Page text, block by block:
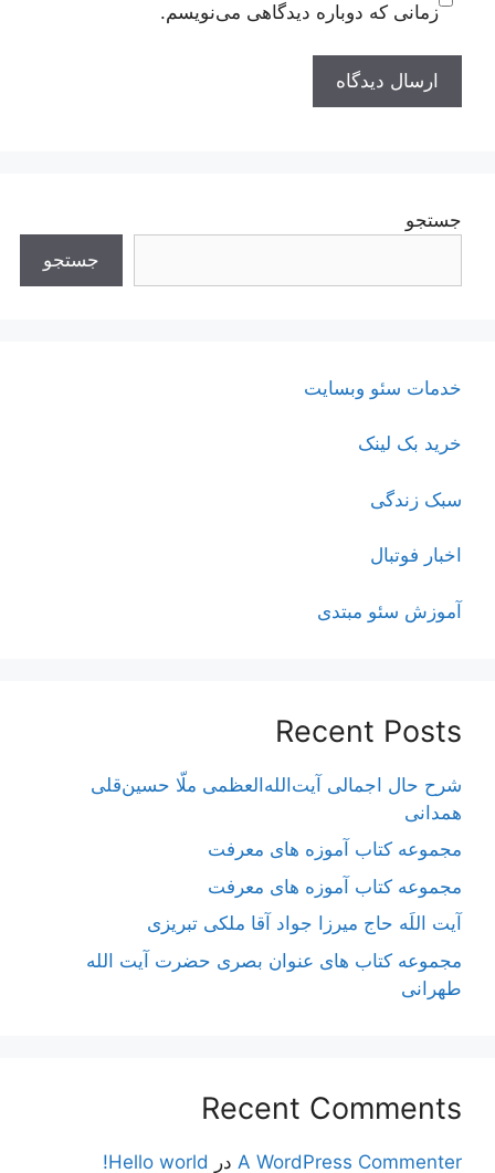
زمانی که دوباره دیدگاهی می‌نویسم.
جستجو
جستجو
خدمات سئو وبسایت
خرید بک لینک
سبک زندگی
اخبار فوتبال
آموزش سئو مبتدی
Recent Posts
شرح حال اجمالی آیت‌الله‌العظمی ملّا حسین‌قلی
همدانی
مجموعه کتاب آموزه های معرفت
مجموعه کتاب آموزه های معرفت
آیت اللَه حاج میرزا جواد آقا ملکی تبریزی
مجموعه کتاب های عنوان بصری حضرت آیت الله
طهرانی
Recent Comments
A WordPress Commenter در Hello world!